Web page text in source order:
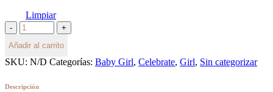
Limpiar
Añadir al carrito
SKU: N/D Categorías: Baby Girl, Celebrate, Girl, Sin categorizar
Descripción